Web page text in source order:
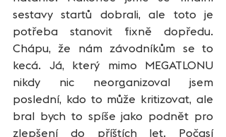
sestavy startů dobrali, ale toto je
potřeba stanovit fixně dopředu.
Chápu, že nám závodníkům se to
kecá. Já, který mimo MEGATLONU
nikdy nic neorganizoval jsem
poslední, kdo to může kritizovat, ale
bral bych to spíše jako podnět pro
zlepšení do příštích let. Počasí